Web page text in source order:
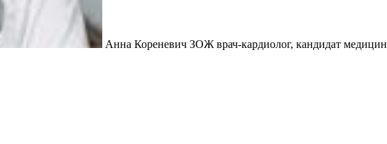
Анна Кореневич ЗОЖ врач-кардиолог, кандидат